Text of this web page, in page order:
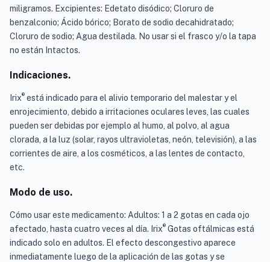
miligramos. Excipientes: Edetato disódico; Cloruro de
benzalconio; Ácido bórico; Borato de sodio decahidratado;
Cloruro de sodio; Agua destilada. No usar si el frasco y/o la tapa
no están Intactos.
Indicaciones.
Irix® está indicado para el alivio temporario del malestar y el
enrojecimiento, debido a irritaciones oculares leves, las cuales
pueden ser debidas por ejemplo al humo, al polvo, al agua
clorada, a la luz (solar, rayos ultravioletas, neón, televisión), a las
corrientes de aire, a los cosméticos, a las lentes de contacto,
etc.
Modo de uso.
Cómo usar este medicamento: Adultos: 1 a 2 gotas en cada ojo
afectado, hasta cuatro veces al día. Irix® Gotas oftálmicas está
indicado solo en adultos. El efecto descongestivo aparece
inmediatamente luego de la aplicación de las gotas y se